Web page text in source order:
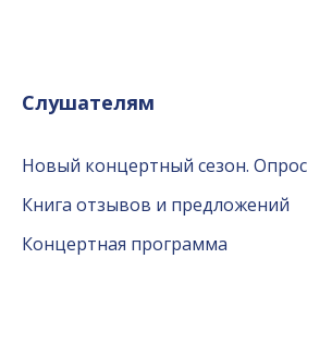
Слушателям
Новый концертный сезон. Опрос
Книга отзывов и предложений
Концертная программа